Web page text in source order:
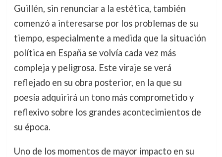
Guillén, sin renunciar a la estética, también
comenzó a interesarse por los problemas de su
tiempo, especialmente a medida que la situación
política en España se volvía cada vez más
compleja y peligrosa. Este viraje se verá
reflejado en su obra posterior, en la que su
poesía adquirirá un tono más comprometido y
reflexivo sobre los grandes acontecimientos de
su época.
Uno de los momentos de mayor impacto en su